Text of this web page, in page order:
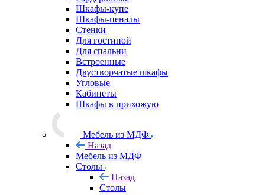
Шкафы-купе
Шкафы-пеналы
Стенки
Для гостиной
Для спальни
Встроенные
Двустворчатые шкафы
Угловые
Кабинеты
Шкафы в прихожую
Мебель из МДФ
Назад
Мебель из МДФ
Столы
Назад
Столы